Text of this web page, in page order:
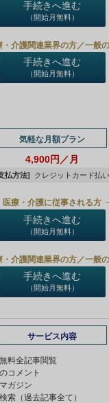
手続きへ進む
（開始月無料）
・介護関連業界の方／一般
手続きへ進む
（開始月無料）
気軽な月額プラン
4,900円／月
払方法] クレジットカード払い
医療・介護に従事される方
手続きへ進む
（開始月無料）
・介護関連業界の方／一般
手続きへ進む
（開始月無料）
サービス内容
料全記事閲覧
コメント
ガジン
索（過去記事全て）